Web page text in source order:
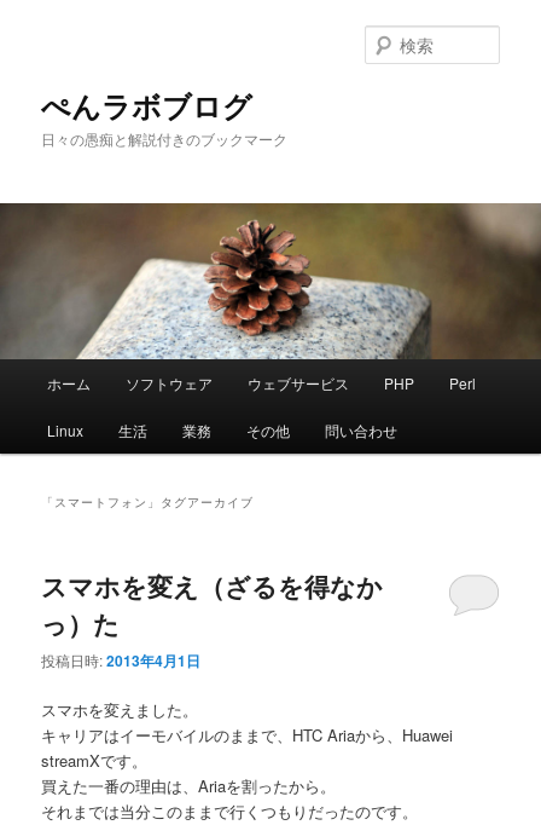
ぺんラボブログ
日々の愚痴と解説付きのブックマーク
索
メ
ホーム ソフトウェア ウェブサービス PHP Perl
Linux 生活 業務 その他 問い合わせ
「 スマートフォン 」タグアーカイブ
スマホを変え（ざるを得なか
っ）た
投稿日時:2013年4月1日
スマホを変えました。
キャリアはイーモバイルのままで、HTC Ariaから、Huawei
streamXです。
買えた一番の理由は、Ariaを割ったから。
それまでは当分このままで行くつもりだったのです。